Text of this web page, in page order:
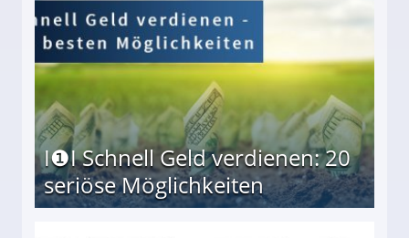
I❶I Schnell Geld verdienen: 20
seriöse Möglichkeiten